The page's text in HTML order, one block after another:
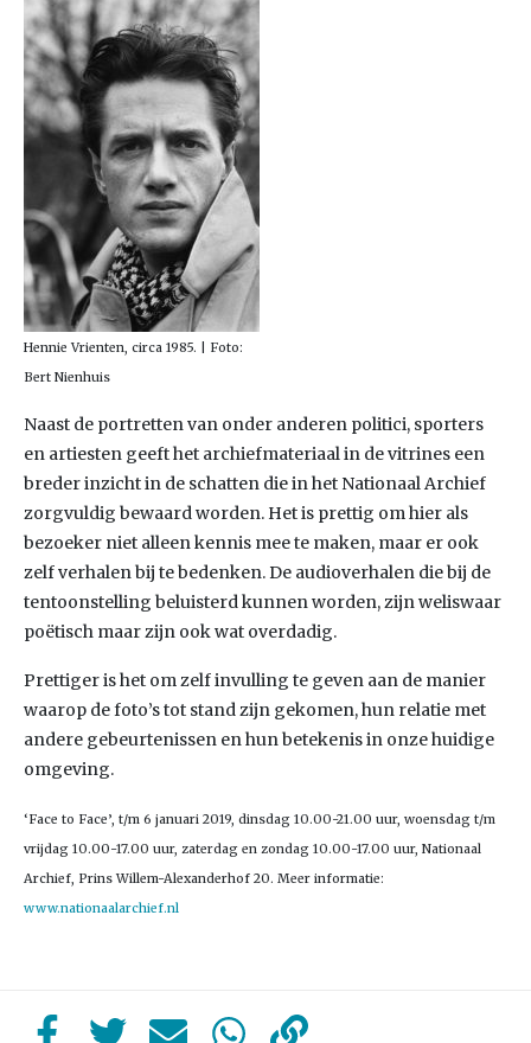
Hennie Vrienten, circa 1985. | Foto:
Bert Nienhuis
Naast de portretten van onder anderen politici, sporters
en artiesten geeft het archiefmateriaal in de vitrines een
breder inzicht in de schatten die in het Nationaal Archief
zorgvuldig bewaard worden. Het is prettig om hier als
bezoeker niet alleen kennis mee te maken, maar er ook
zelf verhalen bij te bedenken. De audioverhalen die bij de
tentoonstelling beluisterd kunnen worden, zijn weliswaar
poëtisch maar zijn ook wat overdadig.
Prettiger is het om zelf invulling te geven aan de manier
waarop de foto’s tot stand zijn gekomen, hun relatie met
andere gebeurtenissen en hun betekenis in onze huidige
omgeving.
‘Face to Face’, t/m 6 januari 2019, dinsdag 10.00-21.00 uur, woensdag t/m
vrijdag 10.00-17.00 uur, zaterdag en zondag 10.00-17.00 uur, Nationaal
Archief, Prins Willem-Alexanderhof 20. Meer informatie:
www.nationaalarchief.nl